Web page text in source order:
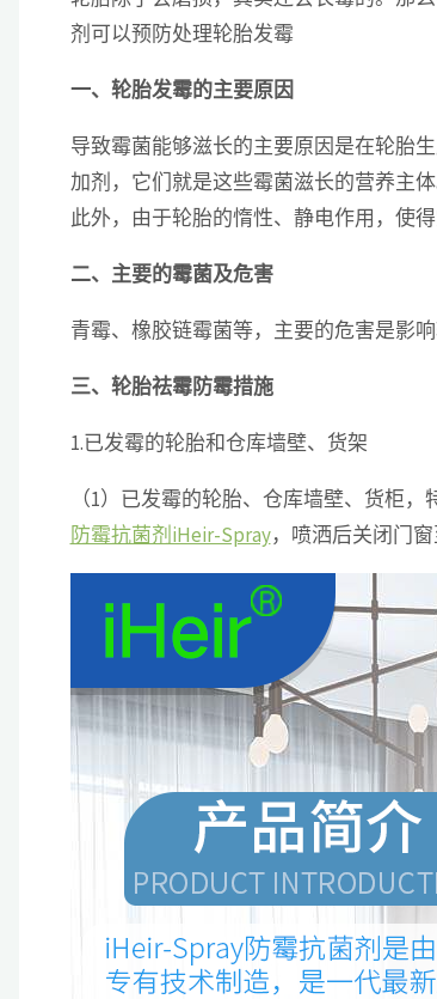
霉
抗
菌
技
有
公
司
剂可以预防处理轮胎发霉
一、轮胎发霉的主要原因
导致霉菌能够滋长的主要原因是在轮胎
加剂，它们就是这些霉菌滋长的营养主
此外，由于轮胎的惰性、静电作用，使
二、主要的霉菌及危害
青霉、橡胶链霉菌等，主要的危害是影
三、轮胎祛霉防霉措施
1.已发霉的轮胎和仓库墙壁、货架
（1）已发霉的轮胎、仓库墙壁、货柜
防霉抗菌剂iHeir-Spray，喷洒后关闭门窗